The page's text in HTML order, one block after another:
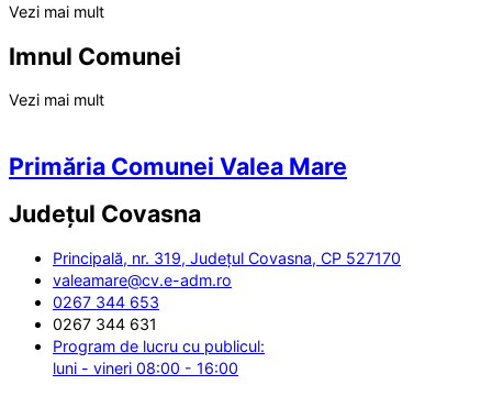
Vezi mai mult
Imnul Comunei
Vezi mai mult
Primăria Comunei Valea Mare
Județul Covasna
Principală, nr. 319, Județul Covasna, CP 527170
valeamare@cv.e-adm.ro
0267 344 653
0267 344 631
Program de lucru cu publicul:
luni - vineri 08:00 - 16:00